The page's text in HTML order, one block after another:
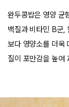
완두콩밥은 영양 균
백질과 비타민 B군,
보다 영양소를 더욱
질이 포만감을 높여